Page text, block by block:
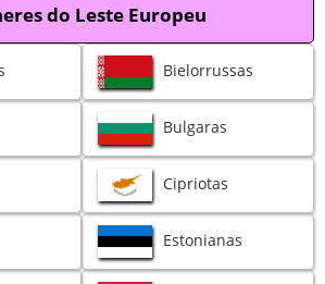
do Leste Europeu
Bielorrussas
Bulgaras
Cipriotas
Estonianas